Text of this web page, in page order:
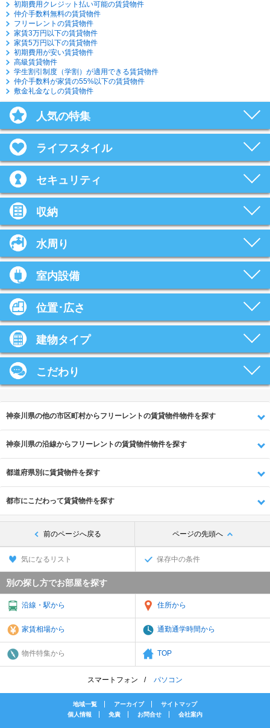
初期費用クレジット払い可能の賃貸物件
仲介手数料無料の賃貸物件
フリーレントの賃貸物件
家賃3万円以下の賃貸物件
家賃5万円以下の賃貸物件
初期費用が安い賃貸物件
高級賃貸物件
学生割引制度（学割）が適用できる賃貸物件
仲介手数料が家賃の55%以下の賃貸物件
敷金礼金なしの賃貸物件
人気の特集
ライフスタイル
セキュリティ
収納
水周り
室内設備
位置･広さ
建物タイプ
こだわり
神奈川県の他の市区町村からフリーレントの賃貸物件物件を探す
神奈川県の沿線からフリーレントの賃貸物件物件を探す
都道府県別に賃貸物件を探す
都市にこだわって賃貸物件を探す
前のページへ戻る ページの先頭へ
気になるリスト 保存中の条件
別の探し方でお部屋を探す
沿線・駅から 住所から
家賃相場から 通勤通学時間から
物件特集から TOP
スマートフォン パソコン
地域一覧 アーカイブ
サイトマップ
個人情報
免責 お問合せ 会社案内